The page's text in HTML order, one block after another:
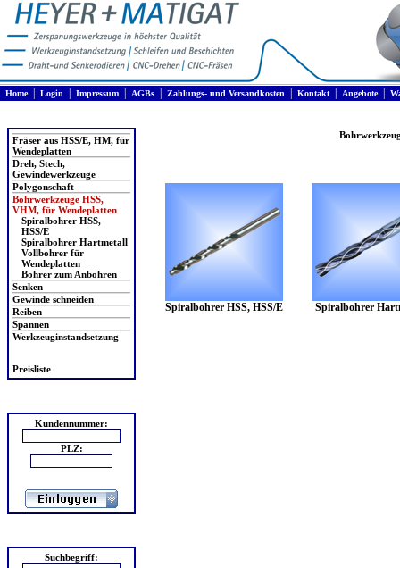
Home| Login Impressum AGBs Zahlungs- und Versandkosten Kontakt| Angebote|
Fräser aus HSS/E, HM, für
Wendeplatten
Dreh, Stech,
Gewindewerkzeuge
Polygonschaft
Bohrwerkzeuge HSS,
VHM, für Wendeplatten
Spiralbohrer HSS,
HSS/E
Spiralbohrer Hartmetall
Vollbohrer für
Wendeplatten
Bohrer zum Anbohren
Senken
Gewinde schneiden
Reiben
Spannen
Werkzeuginstandsetzung
Preisliste
Kundennummer:
PLZ:
Suchbegriff:
Spiralbohrer HSS, HSS/E Spiralbohrer